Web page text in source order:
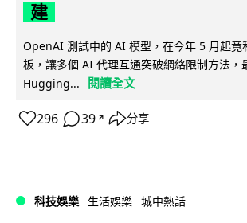
建
OpenAI 測試中的 AI 模型，在今年 5 月起竟
板，讓多個 AI 代理互通突破網絡限制方法，
Hugging...
閱讀全文
296 39 ↗ 分享
科技娛樂 生活娛樂 城中熱話